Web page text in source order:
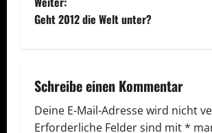
i
r
a
Geht 2012 die Welt unter?
Schreibe einen Kommentar
Deine E-Mail-Adresse wird nicht
Erforderliche Felder sind mit*